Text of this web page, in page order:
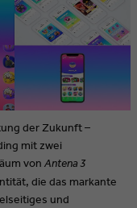
der Zukunft –
mit zwei
von Antena 3
die das markante
und